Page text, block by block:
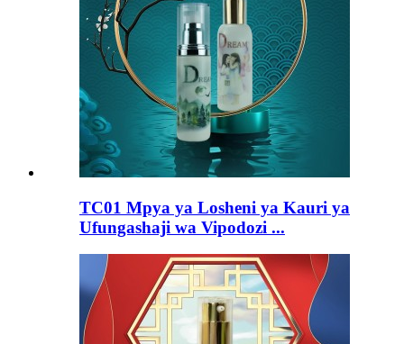
TC01 Mpya ya Losheni ya Kauri ya
Ufungashaji wa Vipodozi ...